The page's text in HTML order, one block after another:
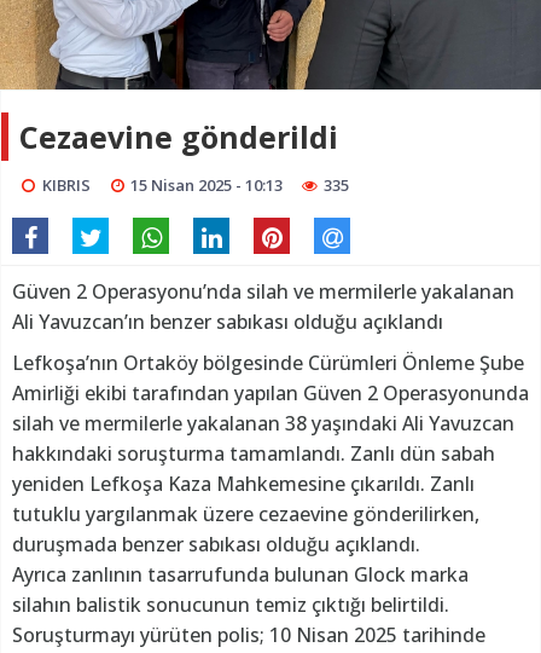
Cezaevine gönderildi
KIBRIS 15 Nisan 2025 - 10:13 335
Güven 2 Operasyonu’nda silah ve mermilerle yakalanan
Ali Yavuzcan’ın benzer sabıkası olduğu açıklandı
Lefkoşa’nın Ortaköy bölgesinde Cürümleri Önleme Şube
Amirliği ekibi tarafından yapılan Güven 2 Operasyonunda
silah ve mermilerle yakalanan 38 yaşındaki Ali Yavuzcan
hakkındaki soruşturma tamamlandı. Zanlı dün sabah
yeniden Lefkoşa Kaza Mahkemesine çıkarıldı. Zanlı
tutuklu yargılanmak üzere cezaevine gönderilirken,
duruşmada benzer sabıkası olduğu açıklandı.
Ayrıca zanlının tasarrufunda bulunan Glock marka
silahın balistik sonucunun temiz çıktığı belirtildi.
Soruşturmayı yürüten polis; 10 Nisan 2025 tarihinde